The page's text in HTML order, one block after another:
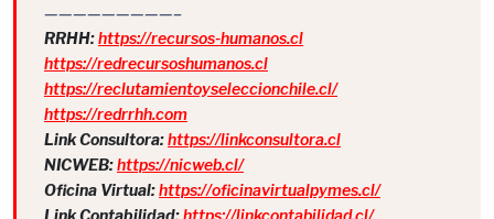
—————————–
RRHH:https://recursos-humanos.cl
https://redrecursoshumanos.cl
https://reclutamientoyseleccionchile.cl/
https://redrrhh.com
Link Consultora:https://linkconsultora.cl
NICWEB:https://nicweb.cl/
Oficina Virtual:https://oficinavirtualpymes.cl/
Link Contabilidad:https://linkcontabilidad.cl/